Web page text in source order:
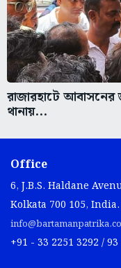
রাজারহাটে আবাসনের
থানায়...
Office
6, J.B.S. Haldane
Kolkata 700 105, India.
+91 - 33 2251 3292 / 93